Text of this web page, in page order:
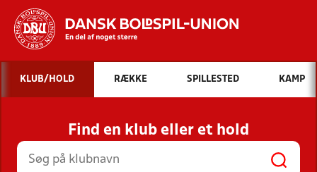
Hvad vil du søge efter?
INDHOLD OG NYHEDER
STILLINGER, RESULTATER, KLUBBER OG
HOLD
KLUB/HOLD RÆKKE SPILLESTED KAMP
Find en klub eller et hold